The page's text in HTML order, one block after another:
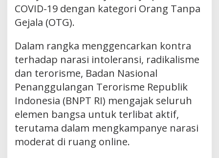
COVID-19 dengan kategori Orang Tanpa
Gejala (OTG).
Dalam rangka menggencarkan kontra
terhadap narasi intoleransi, radikalisme
dan terorisme, Badan Nasional
Penanggulangan Terorisme Republik
Indonesia (BNPT RI) mengajak seluruh
elemen bangsa untuk terlibat aktif,
terutama dalam mengkampanye narasi
moderat di ruang online.